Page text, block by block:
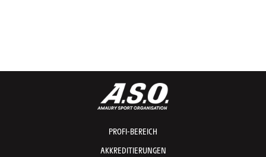
PROFI-BEREICH
AKKREDITIERUNGEN